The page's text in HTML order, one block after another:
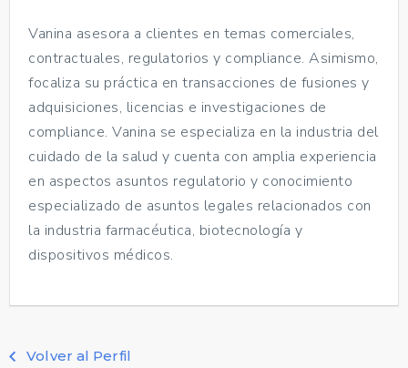
Vanina asesora a clientes en temas comerciales,
contractuales, regulatorios y compliance. Asimismo,
focaliza su práctica en transacciones de fusiones y
adquisiciones, licencias e investigaciones de
compliance. Vanina se especializa en la industria del
cuidado de la salud y cuenta con amplia experiencia
en aspectos asuntos regulatorio y conocimiento
especializado de asuntos legales relacionados con
la industria farmacéutica, biotecnología y
dispositivos médicos.
Volver al Perfil